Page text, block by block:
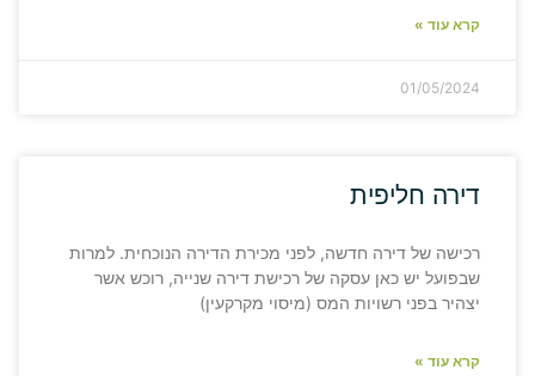
קרא עוד »
01/05/2024
דירה חליפית
רכישה של דירה חדשה, לפני מכירת הדירה הנוכחית. למרות
שבפועל יש כאן עסקה של רכישת דירה שנייה, רוכש אשר
יצהיר בפני רשויות המס (מיסוי מקרקעין)
קרא עוד »